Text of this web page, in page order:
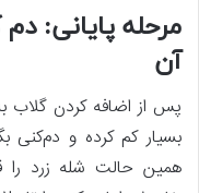
مرحله پایانی:
آن
پس از اضافه کردن گلاب
همین حالت شله زرد را